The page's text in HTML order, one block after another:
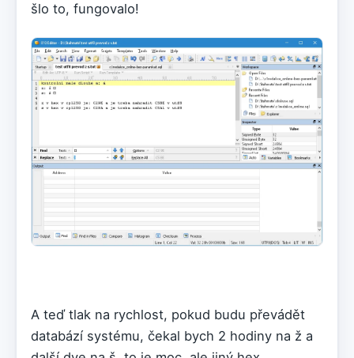
šlo to, fungovalo!
A teď tlak na rychlost, pokud budu převádět
databází systému, čekal bych 2 hodiny na ž a